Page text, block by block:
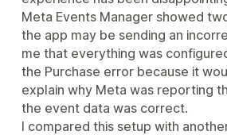
Meta Events Manager showed
the app may be sending an
me that everything was
the Purchase error because it
explain why Meta was reporting
the event data was correct.
I compared this setup with